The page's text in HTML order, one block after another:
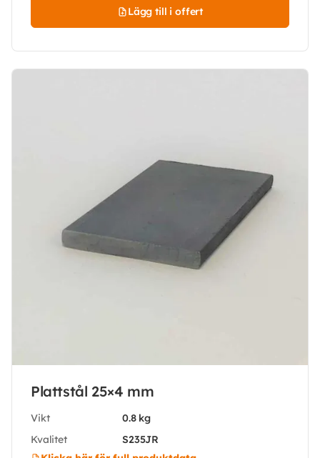
Lägg till i offert
Plattstål 25×4 mm
Vikt
0.8 kg
Kvalitet
S235JR